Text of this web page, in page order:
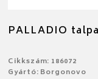
PALLADIO
Cikkszám: 186072
Gyártó: Borgonovo